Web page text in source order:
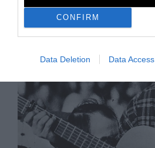
CONFIRM
Data Deletion Data Access